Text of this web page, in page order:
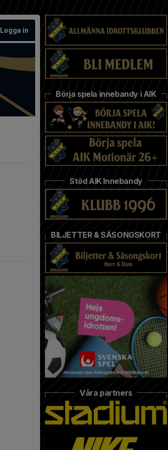
Logga in
Börja spela innebandy i AIK
Stöd AIK Innebandy
BILJETTER & SÄSONGSKORT
Våra partners